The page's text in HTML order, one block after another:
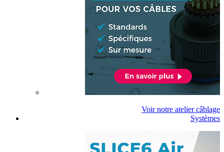
Voir notre atelier câblage
Systèmes